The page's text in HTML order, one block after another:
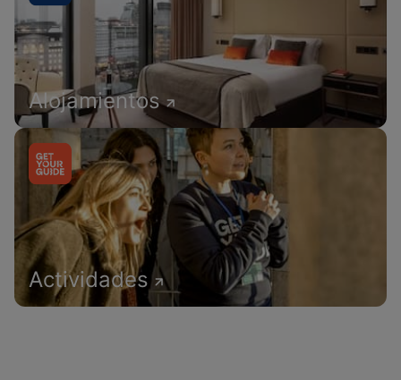
Alojamientos
Actividades